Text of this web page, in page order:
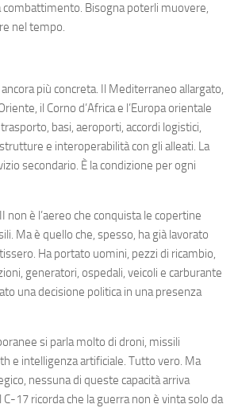
combattimento. Bisogna poterli muovere,
nel tempo.
ancora più concreta. Il Mediterraneo allargato,
il Corno d’Africa e l’Europa orientale
basi, aeroporti, accordi logistici,
e interoperabilità con gli alleati. La
secondario. È la condizione per ogni
non è l’aereo che conquista le copertine
Ma è quello che, spesso, ha già lavorato
Ha portato uomini, pezzi di ricambio,
generatori, ospedali, veicoli e carburante
una decisione politica in una presenza
si parla molto di droni, missili
e intelligenza artificiale. Tutto vero. Ma
nessuna di queste capacità arriva
17 ricorda che la guerra non è vinta solo da